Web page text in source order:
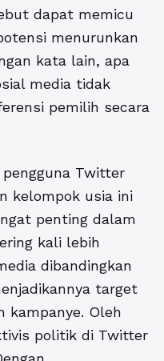
dapat memicu
menurunkan
kata lain, apa
media tidak
pemilih secara
Twitter
kelompok usia ini
penting dalam
kali lebih
dibandingkan
target
kampanye. Oleh
politik di Twitter